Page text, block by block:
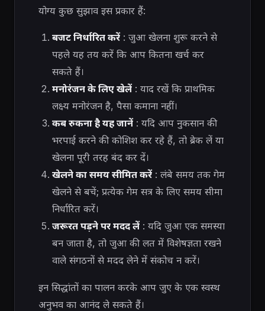
योग्य कुछ सुझाव इस प्रकार हैं:
बजट निर्धारित करें: जुआ खेलना शुरू करने से
पहले यह तय करें कि आप कितना खर्च कर
सकते हैं।
मनोरंजन के लिए खेलें: याद रखें कि प्राथमिक
लक्ष्य मनोरंजन है, पैसा कमाना नहीं।
कब रुकना है यह जानें: यदि आप नुकसान की
भरपाई करने की कोशिश कर रहे हैं, तो ब्रेक लें या
खेलना पूरी तरह बंद कर दें।
खेलने का समय सीमित करें: लंबे समय तक गेम
खेलने से बचें; प्रत्येक गेम सत्र के लिए समय सीमा
निर्धारित करें।
जरूरत पड़ने पर मदद लें: यदि जुआ एक समस्या
बन जाता है, तो जुआ की लत में विशेषज्ञता रखने
वाले संगठनों से मदद लेने में संकोच न करें।
इन सिद्धांतों का पालन करके आप जुए के एक स्वस्थ
अनुभव का आनंद ले सकते हैं।